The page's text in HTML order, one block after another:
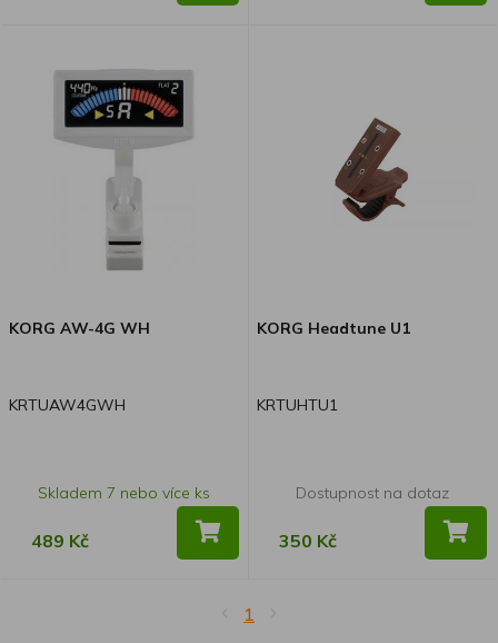
KORG AW-4G WH
KRTUAW4GWH
Skladem 7 nebo více ks
489 Kč
KORG Headtune U1
KRTUHTU1
Dostupnost na dotaz
350 Kč
1